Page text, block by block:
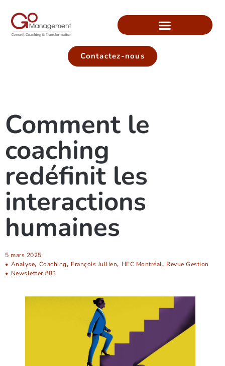
Contactez-nous
Comment le
coaching
redéfinit les
interactions
humaines
5 mars 2025
• Analyse, Coaching, François Jullien, HEC Montréal, Revue Gestion
• Newsletter #83